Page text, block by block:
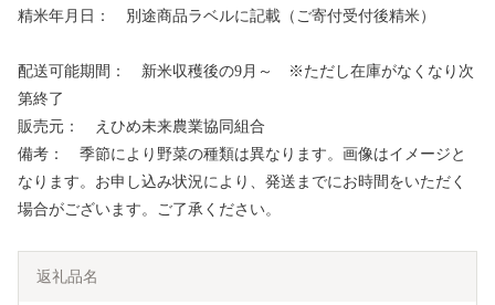
精米年月日： 別途商品ラベルに記載（ご寄付受付後精米）
配送可能期間： 新米収穫後の9月～ ※ただし在庫がなくなり次
第終了
販売元： えひめ未来農業協同組合
備考： 季節により野菜の種類は異なります。画像はイメージと
なります。お申し込み状況により、発送までにお時間をいただく
場合がございます。ご了承ください。
返礼品名